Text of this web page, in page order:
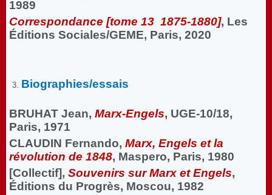
1989
Correspondance [tome 13 1875-1880], Les
Éditions Sociales/GEME, Paris, 2020
Biographies/essais
BRUHAT Jean, Marx-Engels, UGE-10/18,
Paris, 1971
CLAUDIN Fernando, Marx, Engels et la
révolution de 1848, Maspero, Paris, 1980
[Collectif], Souvenirs sur Marx et Engels,
Éditions du Progrès, Moscou, 1982